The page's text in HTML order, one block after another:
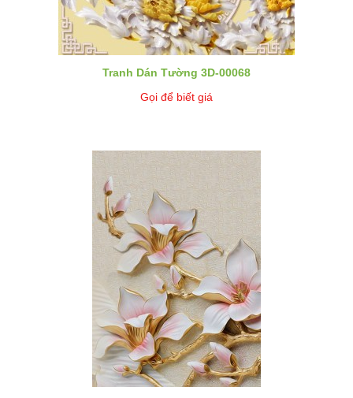
Tranh Dán Tường 3D-00068
Gọi để biết giá